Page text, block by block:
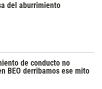
del aburrimiento
de conducto no
BEO derribamos ese mito